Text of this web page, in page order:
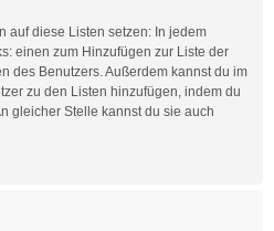
auf diese Listen setzen: In jedem
einen zum Hinzufügen zur Liste der
des Benutzers. Außerdem kannst du im
zu den Listen hinzufügen, indem du
gleicher Stelle kannst du sie auch